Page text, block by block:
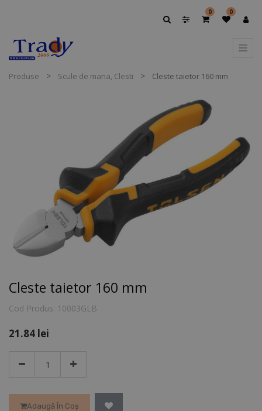
0 0
Produse Scule de mana, Clesti Cleste taietor 160 mm
Cleste taietor 160 mm
Cod Produs: 10003GLB
21.84 lei
Adaugă În Coș